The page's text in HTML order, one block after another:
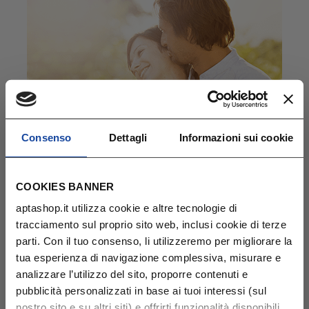
Consenso Dettagli Informazioni sui cookie
COOKIES BANNER
aptashop.it utilizza cookie e altre tecnologie di
tracciamento sul proprio sito web, inclusi cookie di terze
parti. Con il tuo consenso, li utilizzeremo per migliorare la
tua esperienza di navigazione complessiva, misurare e
analizzare l’utilizzo del sito, proporre contenuti e
pubblicità personalizzati in base ai tuoi interessi (sul
Gravidanza in estate